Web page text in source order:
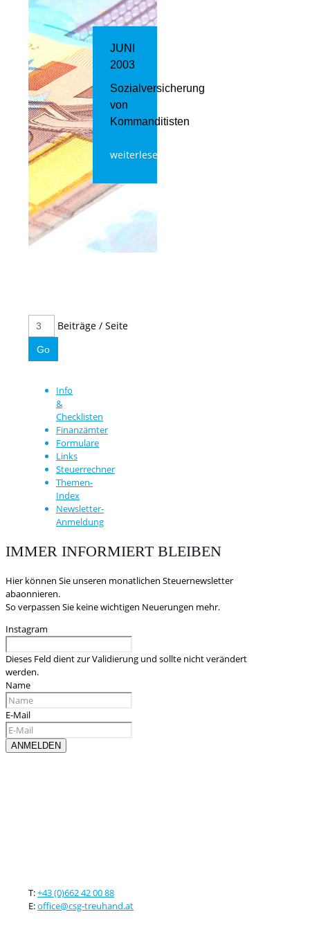
JUNI
2003
Sozialversicherung
von
Kommanditisten
weiterlesen
Beiträge / Seite
Info
&
Checklisten
Finanzämter
Formulare
Links
Steuerrechner
Themen-
Index
Newsletter-
Anmeldung
IMMER INFORMIERT BLEIBEN
Hier können Sie unseren monatlichen Steuernewsletter
abaonnieren.
So verpassen Sie keine wichtigen Neuerungen mehr.
Instagram
Dieses Feld dient zur Validierung und sollte nicht verändert
werden.
Name
E-Mail
T:+43 (0)662 42 00 88
E:office@csg-treuhand.at